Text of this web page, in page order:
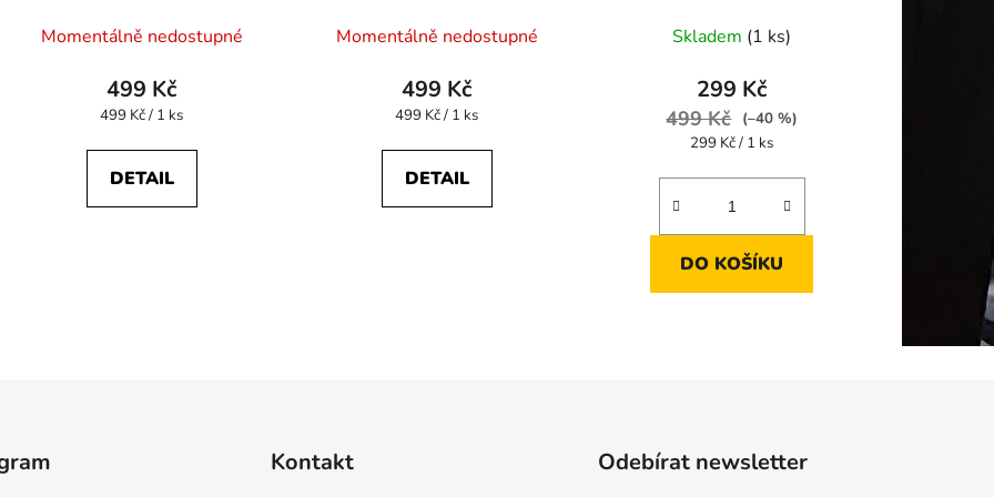
Momentálně nedostupné
499 Kč
Měrná
499 Kč / 1 ks
DETAIL
Momentálně nedostupné
499 Kč
Měrná
499 Kč / 1 ks
DETAIL
Skladem (1 ks)
299 Kč
499 Kč (–40 %)
Měrná
299 Kč / 1 ks
DO KOŠÍKU
Kontakt Odebírat newsletter